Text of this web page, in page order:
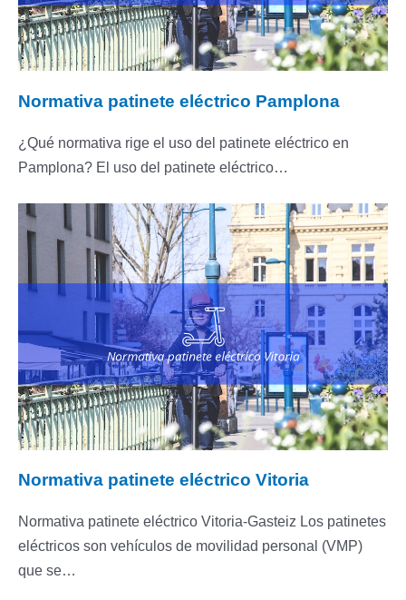
Normativa patinete eléctrico Pamplona
¿Qué normativa rige el uso del patinete eléctrico en
Pamplona? El uso del patinete eléctrico…
Normativa patinete eléctrico Vitoria
Normativa patinete eléctrico Vitoria-Gasteiz Los patinetes
eléctricos son vehículos de movilidad personal (VMP)
que se…